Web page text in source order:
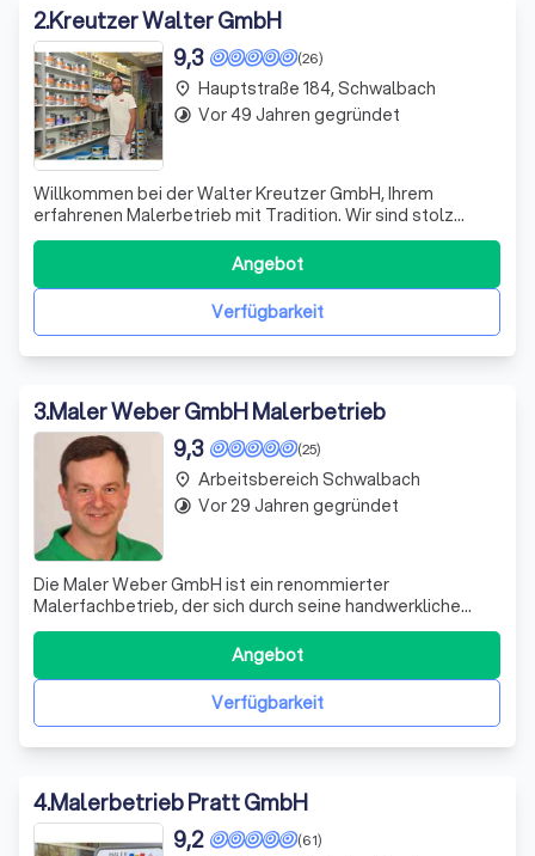
2.Kreutzer Walter GmbH
(26)
9,3
Willkommen bei der Walter Kreutzer GmbH, Ihrem
erfahrenen Malerbetrieb mit Tradition. Wir sind stolz
darauf, unseren Kunden eine individuelle Beratung und
hochwertige Handwerksleistungen zu bieten. Unser Fokus
liegt auf der persönlichen Betreuung und der Erfüllung
Ihrer Wünsche. Wir nehmen uns die Z
Verfügbarkeit
Angebot
place Hauptstraße 184, Schwalbach
timelapse Vor 49 Jahren gegründet
3.Maler Weber GmbH Malerbetrieb
(25)
9,3
Die Maler Weber GmbH ist ein renommierter
Malerfachbetrieb, der sich durch seine handwerkliche
Präzision und kreative Raumgestaltung auszeichnet.
Unser Expertenteam, bestehend aus qualifizierten Malern
und Lackierern, ist spezialisiert auf individuelle Innen- und
Außenanstriche sowie auf solide Fass
Verfügbarkeit
Angebot
place Arbeitsbereich Schwalbach
timelapse Vor 29 Jahren gegründet
4.Malerbetrieb Pratt GmbH
(61)
9,2